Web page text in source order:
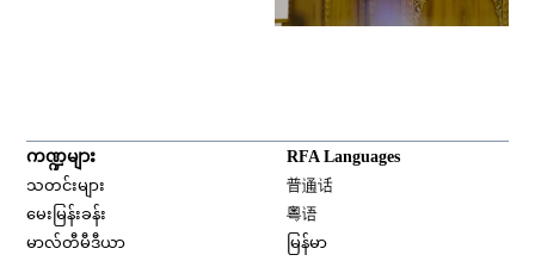
ကဏ္ဍများ
သတင်းများ
မေးမြန်းခန်း
မာလ်တီမီဒီယာ
RFA Languages
普通话
粤语
မြန်မာ